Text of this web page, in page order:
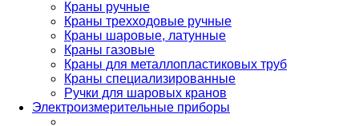
Краны ручные
Краны трехходовые ручные
Краны шаровые, латунные
Краны газовые
Краны для металлопластиковых труб
Краны специализированные
Ручки для шаровых кранов
Электроизмерительные приборы